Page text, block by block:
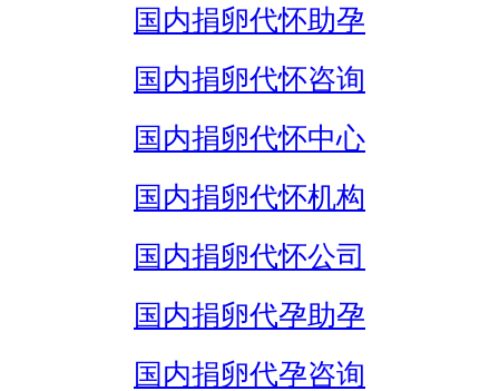
国内捐卵代怀助孕
国内捐卵代怀咨询
国内捐卵代怀中心
国内捐卵代怀机构
国内捐卵代怀公司
国内捐卵代孕助孕
国内捐卵代孕咨询